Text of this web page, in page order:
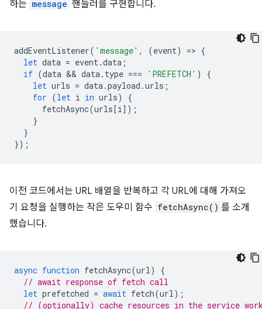
하는 message 핸들러를 구현합니다.
addEventListener( 'message' , (event) => {
let data = event.data ;
if (data && data. type === 'PREFETCH' )
{
let urls = data.payload .urls ;
for (let i in urls)
{
fetchAsync(urls[i]);
}
}
});
이전 코드에서는 URL 배열을 반복하고 각 URL에 대해 가져오
기 요청을 실행하는 작은 도우미 함수 fetchAsync() 를 소개
했습니다.
async function fetchAsync(url)
{
// await response of fetch call
let prefetched = await fetch(url);
// (optionally) cache resources in the service